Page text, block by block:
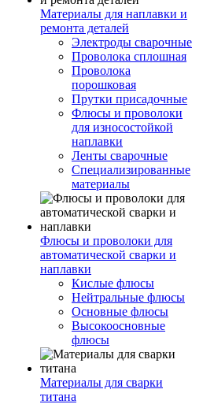
Материалы для наплавки и
ремонта деталей
Электроды сварочные
Проволока сплошная
Проволока
порошковая
Прутки присадочные
Флюсы и проволоки
для износостойкой
наплавки
Ленты сварочные
Специализированные
материалы
Флюсы и проволоки для
автоматической сварки и
наплавки
Кислые флюсы
Нейтральные флюсы
Основные флюсы
Высокоосновные
флюсы
Материалы для сварки
титана